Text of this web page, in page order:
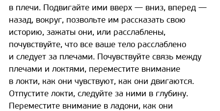
в плечи. Подвигайте ими вверх — вниз, вперед —
назад, вокруг, позвольте им рассказать свою
историю, зажаты они, или расслаблены,
почувствуйте, что все ваше тело расслаблено
и следует за плечами. Почувствуйте связь между
плечами и локтями, переместите внимание
в локти, как они чувствуют, как они двигаются.
Отпустите локти, следуйте за ними в глубину.
Переместите внимание в ладони, как они